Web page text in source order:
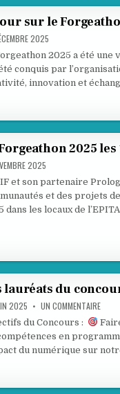
sur le
2025
2025 a été
conquis par
innovation et
2025 les
2025
et son partenaire
et des projets
dans les locaux de
lauréats du
2025 UN COMMENTAIRESUR
LES
NSI
du Concours :
en
du numérique sur